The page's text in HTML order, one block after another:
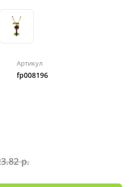
Артикул
fp008196
р.